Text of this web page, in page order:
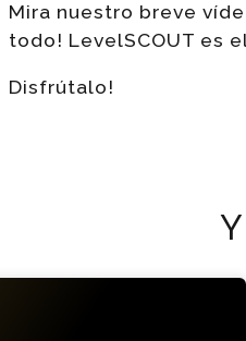
Mira nuestro breve
todo! LevelSCOUT es
Disfrútalo!